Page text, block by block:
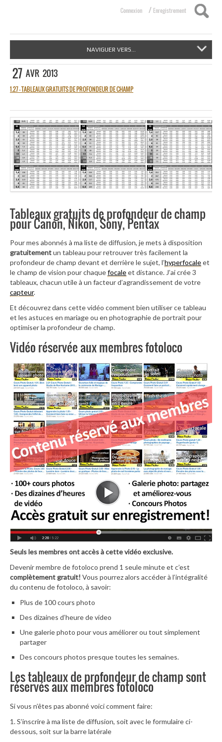
Connexion / Enregistrement
NAVIGUER VERS...
27 AVR 2013
1.27 – TABLEAUX GRATUITS DE PROFONDEUR DE CHAMP
Tableaux gratuits de profondeur de champ
pour Canon, Nikon, Sony, Pentax
Pour mes abonnés à ma liste de diffusion, je mets à disposition
gratuitementun tableau pour retrouver très facilement la
profondeur de champ devant et derrière le sujet, l’hyperfocaleet
le champ de vision pour chaquefocaleet distance. J’ai crée 3
tableaux, chacun utile à un facteur d’agrandissement de votre
capteur.
Et découvrez dans cette vidéo comment bien utiliser ce tableau
et les astuces en mariage ou en photographie de portrait pour
optimiser la profondeur de champ.
Vidéo réservée aux membres fotoloco
Seuls les membres ont accès à cette vidéo exclusive.
Devenir membre de fotoloco prend 1 seule minute et c’est
complètement gratuit! Vous pourrez alors accéder à l’intégralité
du contenu de fotoloco, à savoir:
Plus de 100 cours photo
Des dizaines d’heure de video
Une galerie photo pour vous améliorer ou tout simplement
partager
Des concours photos presque toutes les semaines.
Les tableaux de profondeur de champ sont
réservés aux membres fotoloco
Si vous n’êtes pas abonné voici comment faire:
1. S’inscrire à ma liste de diffusion, soit avec le formulaire ci-
dessous, soit sur la barre latérale